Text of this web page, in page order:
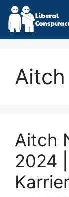
Skip
content
Aitch
Aitch
2024